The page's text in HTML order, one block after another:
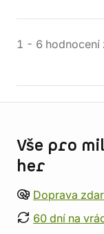
1 - 6 hodnocení
Vše pro
her
Doprava
60 dní na